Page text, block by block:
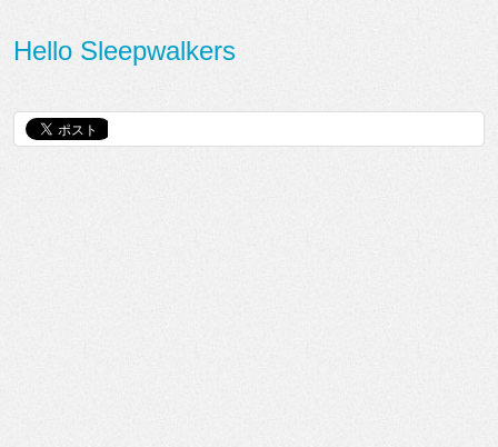
Hello Sleepwalkers